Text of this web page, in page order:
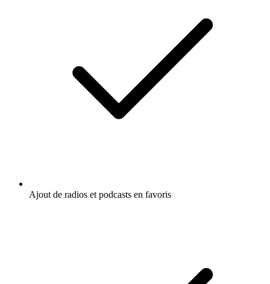
Ajout de radios et podcasts en favoris